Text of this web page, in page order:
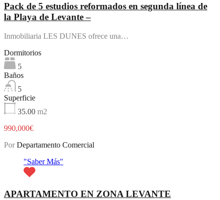
Pack de 5 estudios reformados en segunda línea de
la Playa de Levante –
Inmobiliaria LES DUNES ofrece una…
Dormitorios
5
Baños
5
Superficie
35.00 m2
990,000€
Por Departamento Comercial
"Saber Más"
APARTAMENTO EN ZONA LEVANTE